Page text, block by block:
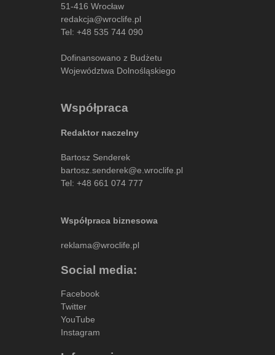
51-416 Wrocław
redakcja@wroclife.pl
Tel: +48 535 744 090
Dofinansowano z Budżetu
Województwa Dolnośląskiego
Współpraca
Redaktor naczelny
Bartosz Senderek
bartosz.senderek@e.wroclife.pl
Tel: +48 661 074 777
Współpraca biznesowa
reklama@wroclife.pl
Social media:
Facebook
Twitter
YouTube
Instagram